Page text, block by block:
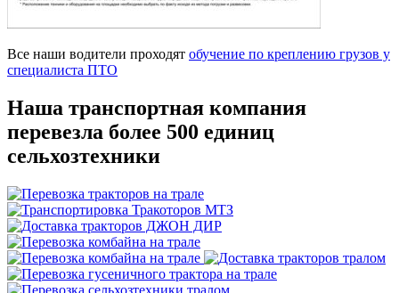
Все наши водители проходят обучение по креплению грузов у
специалиста ПТО
Наша транспортная компания
перевезла более 500 единиц
сельхозтехники